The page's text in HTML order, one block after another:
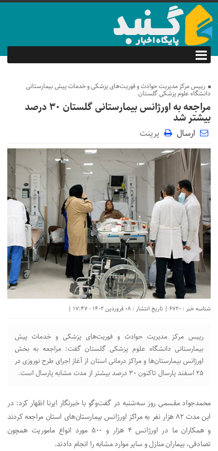
رییس مرکز مدیریت حوادث و فوریت‌های پزشکی و خدمات پیش بیمارستانی
دانشگاه علوم پزشکی گلستان
مراجعه به اورژانس بیمارستانی گلستان ۳۰ درصد
بیشتر شد
ارسال پرینت
شناسه خبر : 6720 | تاریخ انتشار : 08 فروردین 1402 - 17:47 |
رییس مرکز مدیریت حوادث و فوریت‌های پزشکی و خدمات پیش
بیمارستانی دانشگاه علوم پزشکی گلستان گفت: مراجعه به بخش
اورژانس بیمارستان‌ها و مراکز درمانی استان از آغاز اجرای طرح نوروزی در
۲۵ اسفند پارسال تاکنون ۳۰ درصد بیشتر از مدت مشابه پارسال است.
محمدجواد مقسمی روز سه‌شنبه در گفت‌وگو با خبرنگار ایرنا اظهار کرد: در
این مدت ۸۲ هزار نفر به مراکز اورژانس بیمارستان‌های استان مراجعه کردند
و همکاران ما در اورژانس ۴ هزار و ۵۰۰ مورد انواع ماموریت همچون
تصادفی، بیماران منازل و سایر موارد مشابه را انجام دادند.